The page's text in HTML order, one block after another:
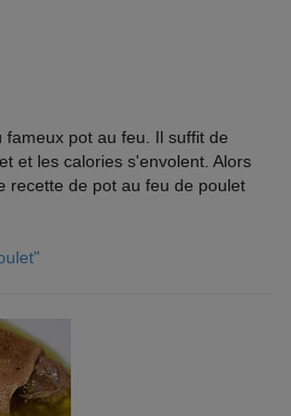
pot au feu. Il suffit de
et les calories s'envolent. Alors
recette de pot au feu de poulet